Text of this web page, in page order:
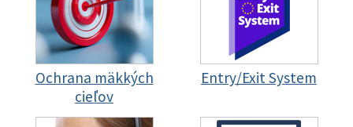
Ochrana mäkkých
cieľov
Entry/Exit System